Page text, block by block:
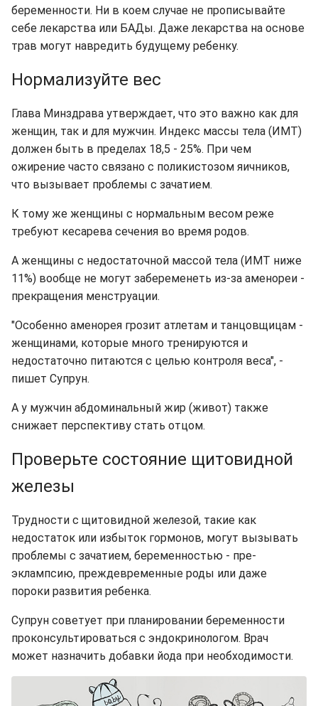
беременности. Ни в коем случае не прописывайте
себе лекарства или БАДы. Даже лекарства на основе
трав могут навредить будущему ребенку.
Нормализуйте вес
Глава Минздрава утверждает, что это важно как для
женщин, так и для мужчин. Индекс массы тела (ИМТ)
должен быть в пределах 18,5 - 25%. При чем
ожирение часто связано с поликистозом яичников,
что вызывает проблемы с зачатием.
К тому же женщины с нормальным весом реже
требуют кесарева сечения во время родов.
А женщины с недостаточной массой тела (ИМТ ниже
11%) вообще не могут забеременеть из-за аменореи -
прекращения менструации.
"Особенно аменорея грозит атлетам и танцовщицам -
женщинами, которые много тренируются и
недостаточно питаются с целью контроля веса", -
пишет Супрун.
А у мужчин абдоминальный жир (живот) также
снижает перспективу стать отцом.
Проверьте состояние щитовидной
железы
Трудности с щитовидной железой, такие как
недостаток или избыток гормонов, могут вызывать
проблемы с зачатием, беременностью - пре-
эклампсию, преждевременные роды или даже
пороки развития ребенка.
Супрун советует при планировании беременности
проконсультироваться с эндокринологом. Врач
может назначить добавки йода при необходимости.